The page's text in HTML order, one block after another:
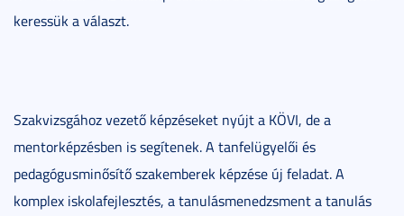
keressük a választ.
Szakvizsgához vezető képzéseket nyújt a KÖVI, de a
mentorképzésben is segítenek. A tanfelügyelői és
pedagógusminősítő szakemberek képzése új feladat. A
komplex iskolafejlesztés, a tanulásmenedzsment a tanulás